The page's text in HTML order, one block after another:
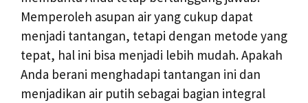
Memperoleh asupan air yang cukup dapat
menjadi tantangan, tetapi dengan metode yang
tepat, hal ini bisa menjadi lebih mudah. Apakah
Anda berani menghadapi tantangan ini dan
menjadikan air putih sebagai bagian integral